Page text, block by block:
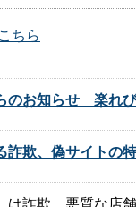
ちら
のお知らせ 楽れ
詐欺、偽サイトの
は詐欺、悪質な店